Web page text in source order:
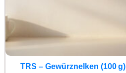
TRS – Gewürznelken (100 g)